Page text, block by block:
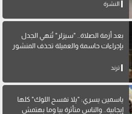
النشرة
بعد أزمة الصلاة.. "سيزلر" تُنهي الجدل
بإجراءات حاسمة والعميلة تحذف المنشور
ترند
ياسمين يسري: "يلا نفسح اللوك" كلها
إيجابية.. والناس متأثرة بيا وما بهتمش